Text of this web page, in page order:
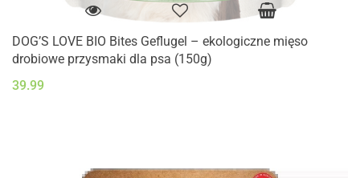
DOG’S LOVE BIO Bites Geflugel – ekologiczne mięso
drobiowe przysmaki dla psa (150g)
39.99